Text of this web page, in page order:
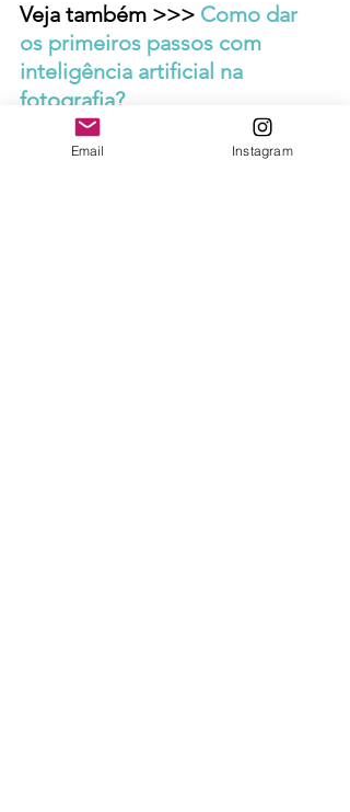
Veja também >>> Como dar
os primeiros passos com
inteligência artificial na
fotografia?
(enfbyleosaldanha.com)
Email Instagram